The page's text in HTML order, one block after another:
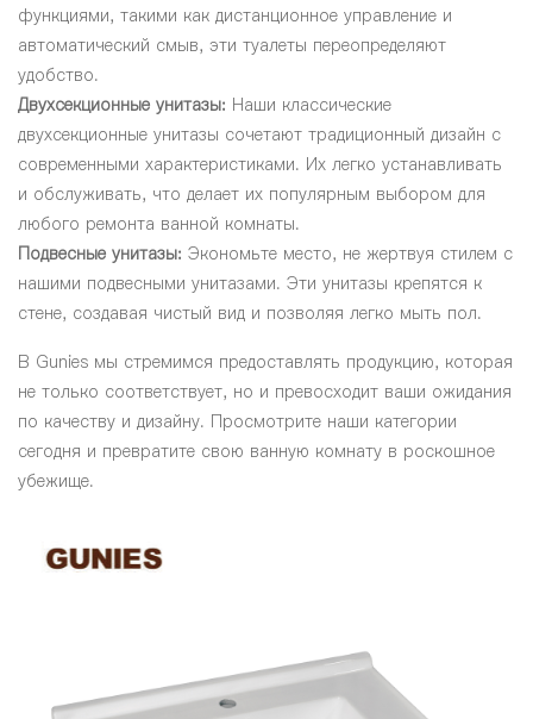
функциями, такими как дистанционное управление и
автоматический смыв, эти туалеты переопределяют
удобство.
Двухсекционные унитазы: Наши классические
двухсекционные унитазы сочетают традиционный дизайн с
современными характеристиками. Их легко устанавливать
и обслуживать, что делает их популярным выбором для
любого ремонта ванной комнаты.
Подвесные унитазы: Экономьте место, не жертвуя стилем с
нашими подвесными унитазами. Эти унитазы крепятся к
стене, создавая чистый вид и позволяя легко мыть пол.
В Gunies мы стремимся предоставлять продукцию, которая
не только соответствует, но и превосходит ваши ожидания
по качеству и дизайну. Просмотрите наши категории
сегодня и превратите свою ванную комнату в роскошное
убежище.